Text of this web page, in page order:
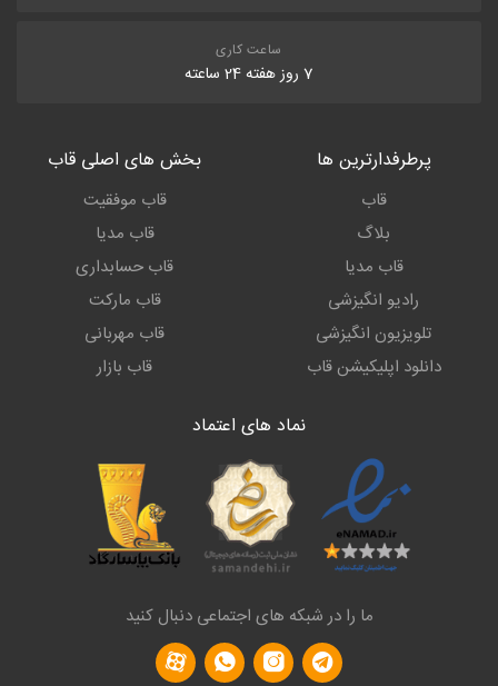
ساعت کاری
7 روز هفته 24 ساعته
پرطرفدارترین ها
قاب
بلاگ
قاب مدیا
رادیو انگیزشی
تلویزیون انگیزشی
دانلود اپلیکیشن قاب
بخش های اصلی قاب
قاب موفقیت
قاب مدیا
قاب حسابداری
قاب مارکت
قاب مهربانی
قاب بازار
نماد های اعتماد
ما را در شبکه های اجتماعی دنبال کنید